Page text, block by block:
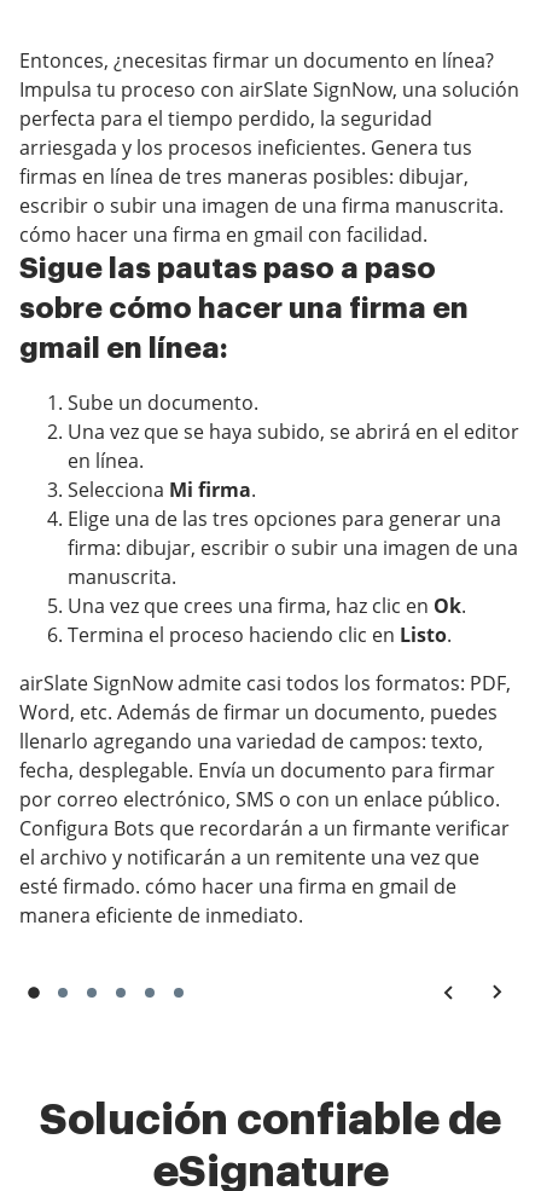
Entonces, ¿necesitas firmar un documento en línea?
Impulsa tu proceso con airSlate SignNow, una solución
perfecta para el tiempo perdido, la seguridad
arriesgada y los procesos ineficientes. Genera tus
firmas en línea de tres maneras posibles: dibujar,
escribir o subir una imagen de una firma manuscrita.
cómo hacer una firma en gmail con facilidad.
Sigue las pautas paso a paso
sobre cómo hacer una firma en
gmail en línea:
Sube un documento.
Una vez que se haya subido, se abrirá en el editor
en línea.
Selecciona Mi firma.
Elige una de las tres opciones para generar una
firma: dibujar, escribir o subir una imagen de una
manuscrita.
Una vez que crees una firma, haz clic en Ok.
Termina el proceso haciendo clic en Listo.
airSlate SignNow admite casi todos los formatos: PDF,
Word, etc. Además de firmar un documento, puedes
llenarlo agregando una variedad de campos: texto,
fecha, desplegable. Envía un documento para firmar
por correo electrónico, SMS o con un enlace público.
Configura Bots que recordarán a un firmante verificar
el archivo y notificarán a un remitente una vez que
esté firmado. cómo hacer una firma en gmail de
manera eficiente de inmediato.
Solución confiable de
eSignature